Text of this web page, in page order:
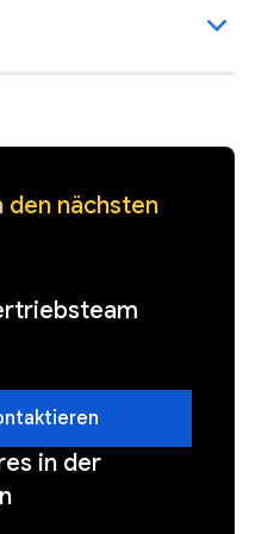
den nächsten
in der